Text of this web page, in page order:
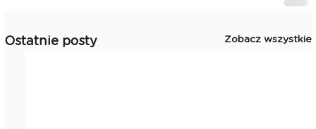
Ostatnie posty Zobacz wszystkie